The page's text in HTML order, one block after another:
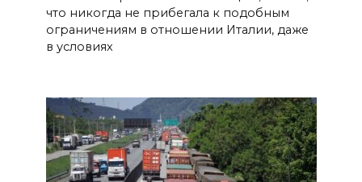
что никогда не прибегала к подобным
ограничениям в отношении Италии, даже
в условиях